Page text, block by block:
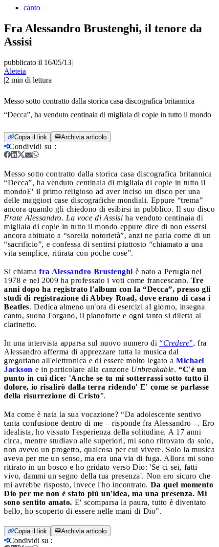
canto
Fra Alessandro Brustenghi, il tenore da
Assisi
pubblicato il 16/05/13|
Aleteia
|2 min di lettura
Messo sotto contratto dalla storica casa discografica britannica
“Decca”, ha venduto centinaia di migliaia di copie in tutto il mondo
Copia il link Archivia articolo
Condividi su :
Messo sotto contratto dalla storica casa discografica britannica
“Decca”, ha venduto centinaia di migliaia di copie in tutto il
mondoE' il primo religioso ad aver inciso un disco per una
delle maggiori case discografiche mondiali. Eppure “trema”
ancora quando gli chiedono di esibirsi in pubblico. Il suo disco
Frate Alessandro. La voce di Assisi ha venduto centinaia di
migliaia di copie in tutto il mondo eppure dice di non essersi
ancora abituato a “sorella notorietà”, anzi ne parla come di un
“sacrificio”, e confessa di sentirsi piuttosto “chiamato a una
vita semplice, ritirata con poche cose”.
Si chiama fra Alessandro Brustenghi è nato a Perugia nel
1978 e nel 2009 ha professato i voti come francescano. Tre
anni dopo ha registrato l'album con la “Decca”, presso gli
studi di registrazione di Abbey Road, dove erano di casa i
Beatles. Dedica almeno un'ora di esercizi al giorno, insegna
canto, suona l'organo, il pianoforte e ogni tanto si diletta al
clarinetto.
In una intervista apparsa sul nuovo numero di “Credere”, fra
Alessandro afferma di apprezzare tutta la musica dal
gregoriano all'elettronica e di essere molto legato a Michael
Jackson e in particolare alla canzone Unbreakable. “C'è un
punto in cui dice: 'Anche se tu mi sotterrassi sotto tutto il
dolore, io risalirò dalla terra ridendo' E' come se parlasse
della risurrezione di Cristo”.
Ma come è nata la sua vocazione? “Da adolescente sentivo
tanta confusione dentro di me – risponde fra Alessandro –. Ero
idealista, ho vissuto l'esperienza della solitudine. A 17 anni
circa, mentre studiavo alle superiori, mi sono ritrovato da solo,
non avevo un progetto, qualcosa per cui vivere. Solo la musica
aveva per me un senso, ma era una via di fuga. Allora mi sono
ritirato in un bosco e ho gridato verso Dio: 'Se ci sei, fatti
vivo, dammi un segno della tua presenza'. Non ero sicuro che
mi avrebbe risposto, invece l'ho incontrato. Da quel momento
Dio per me non è stato più un'idea, ma una presenza. Mi
sono sentito amato. E' scomparsa la paura, tutto è diventato
bello, ho scoperto di essere nelle mani di Dio”.
Copia il link Archivia articolo
Condividi su :